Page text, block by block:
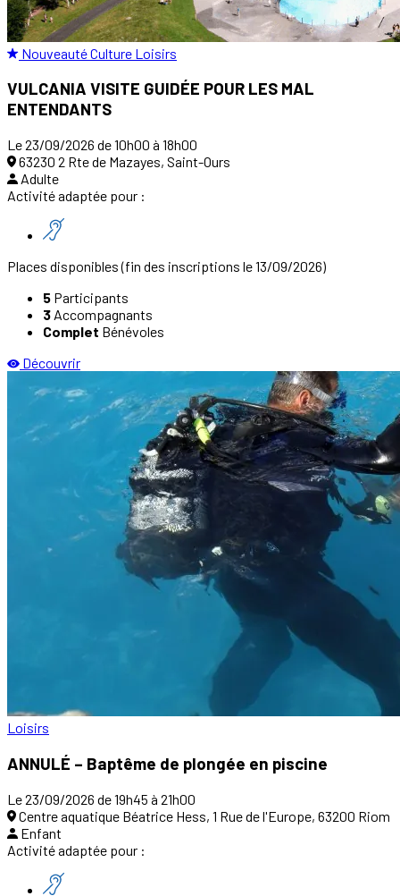
NouveautéCulture Loisirs
VULCANIA VISITE GUIDÉE POUR LES MAL
ENTENDANTS
Le 23/09/2026 de 10h00 à 18h00
63230 2 Rte de Mazayes, Saint-Ours
Adulte
Activité adaptée pour :
Places disponibles(fin des inscriptions le 13/09/2026)
5 Participants
3 Accompagnants
Complet Bénévoles
Découvrir
Loisirs
ANNULÉ – Baptême de plongée en piscine
Le 23/09/2026 de 19h45 à 21h00
Centre aquatique Béatrice Hess, 1 Rue de l'Europe, 63200 Riom
Enfant
Activité adaptée pour :